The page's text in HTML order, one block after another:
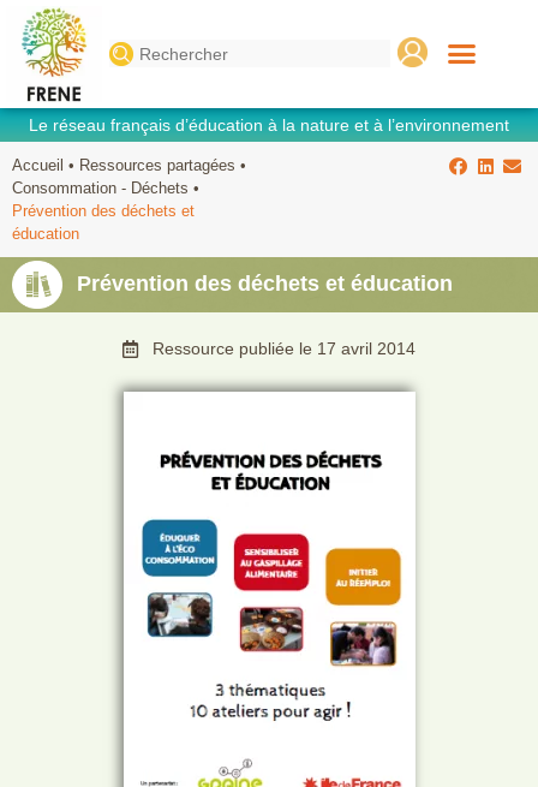
Search
for:
Le réseau français d’éducation à la nature et à l’environnement
Accueil • Ressources partagées •
Consommation - Déchets •
Prévention des déchets et
éducation
Prévention des déchets et éducation
Ressource publiée le 17 avril 2014